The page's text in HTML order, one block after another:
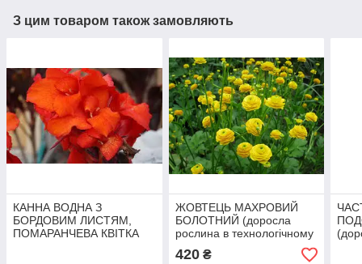
З цим товаром також замовляють
КАННА ВОДНА З
БОРДОВИМ ЛИСТЯМ,
ПОМАРАНЧЕВА КВІТКА
ЖОВТЕЦЬ МАХРОВИЙ
БОЛОТНИЙ (доросла
рослина в технологічному
горщику)
420₴